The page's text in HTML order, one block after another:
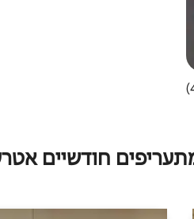
ביקורות
חודשיים